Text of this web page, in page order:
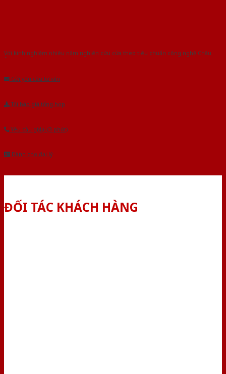
Với kinh nghiệm nhiêu năm nghiên cứu cửa theo tiêu chuẩn công nghệ Châu
Gửi yêu cầu tư vấn
Tải báo giá tổng hợp
Yêu cầu gọi lại (3 phút)
Dành cho đại lý
ĐỐI TÁC KHÁCH HÀNG